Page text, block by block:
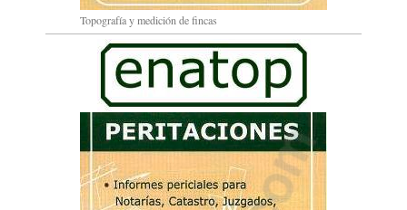
Topografía y medición de fincas